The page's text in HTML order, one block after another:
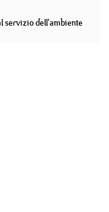
servizio dell'ambiente